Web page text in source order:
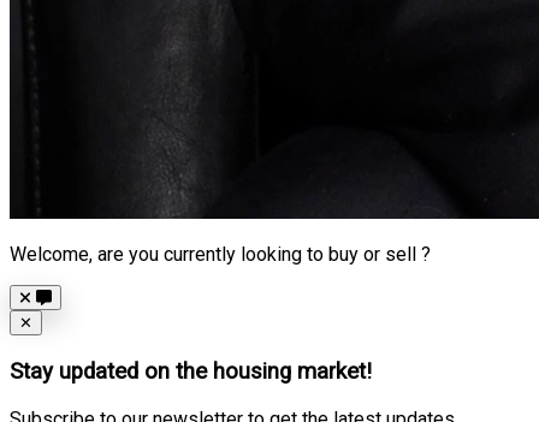
Welcome, are you currently looking to buy or sell ?
Close
✕
Stay updated on the housing market!